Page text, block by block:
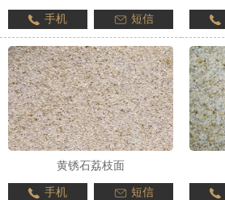
手机 短信
黄锈石荔枝面
手机 短信